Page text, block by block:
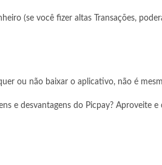
(se você fizer altas Transações,
ou não baixar o aplicativo, não é
e desvantagens do Picpay? Aproveite